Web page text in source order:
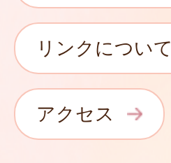
リンクについて
アクセス